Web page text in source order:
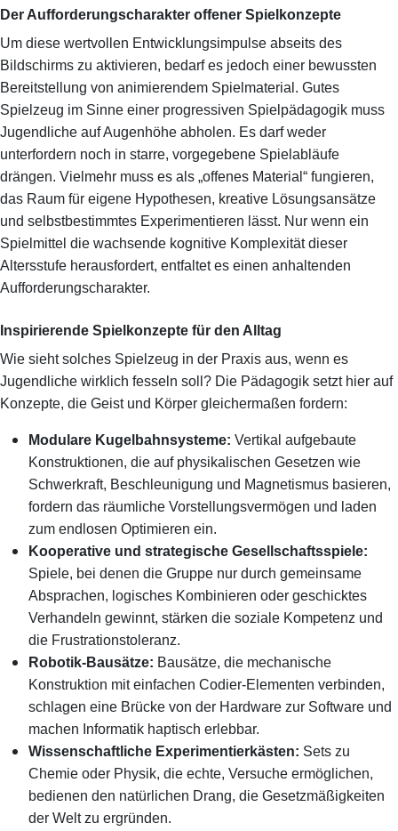
Der Aufforderungscharakter offener Spielkonzepte
Um diese wertvollen Entwicklungsimpulse abseits des
Bildschirms zu aktivieren, bedarf es jedoch einer bewussten
Bereitstellung von animierendem Spielmaterial. Gutes
Spielzeug im Sinne einer progressiven Spielpädagogik muss
Jugendliche auf Augenhöhe abholen. Es darf weder
unterfordern noch in starre, vorgegebene Spielabläufe
drängen. Vielmehr muss es als „offenes Material“ fungieren,
das Raum für eigene Hypothesen, kreative Lösungsansätze
und selbstbestimmtes Experimentieren lässt. Nur wenn ein
Spielmittel die wachsende kognitive Komplexität dieser
Altersstufe herausfordert, entfaltet es einen anhaltenden
Aufforderungscharakter.
Inspirierende Spielkonzepte für den Alltag
Wie sieht solches Spielzeug in der Praxis aus, wenn es
Jugendliche wirklich fesseln soll? Die Pädagogik setzt hier auf
Konzepte, die Geist und Körper gleichermaßen fordern:
Modulare Kugelbahnsysteme: Vertikal aufgebaute
Konstruktionen, die auf physikalischen Gesetzen wie
Schwerkraft, Beschleunigung und Magnetismus basieren,
fordern das räumliche Vorstellungsvermögen und laden
zum endlosen Optimieren ein.
Kooperative und strategische Gesellschaftsspiele:
Spiele, bei denen die Gruppe nur durch gemeinsame
Absprachen, logisches Kombinieren oder geschicktes
Verhandeln gewinnt, stärken die soziale Kompetenz und
die Frustrationstoleranz.
Robotik-Bausätze: Bausätze, die mechanische
Konstruktion mit einfachen Codier-Elementen verbinden,
schlagen eine Brücke von der Hardware zur Software und
machen Informatik haptisch erlebbar.
Wissenschaftliche Experimentierkästen: Sets zu
Chemie oder Physik, die echte, Versuche ermöglichen,
bedienen den natürlichen Drang, die Gesetzmäßigkeiten
der Welt zu ergründen.